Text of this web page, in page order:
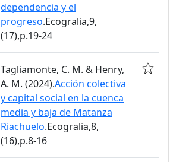
dependencia y el
progreso.Ecogralia,9,
(17),p.19-24
Tagliamonte, C. M. & Henry,
A. M. (2024).Acción colectiva
y capital social en la cuenca
media y baja de Matanza
Riachuelo.Ecogralia,8,
(16),p.8-16